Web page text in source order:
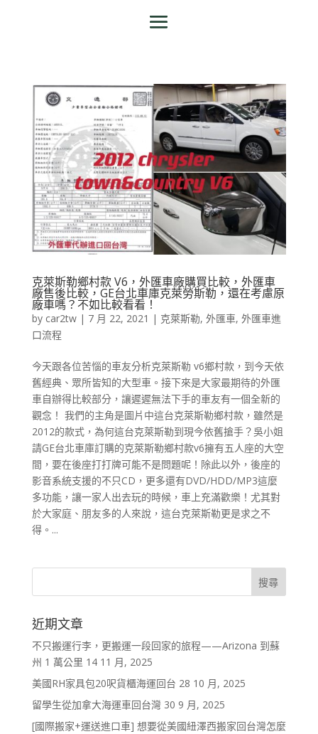
克萊斯勒鄉村款 V6，外匯車廠購買比較，外匯車
廠售後比較，GE台北車庫克萊勞斯勒，還在考慮原
廠車嗎？不如比較看看！
by car2tw| 7 月 22, 2021 | 克萊斯勒, 外匯車, 外匯車進
口流程
今天跟各位苦惱的車友分析克萊斯勒 v6鄉村款，到今天依
舊經典、眾所皆知的大型車。接下來是大家最期待的外匯
車自辦得比較部分，讓遲遲無法下手的車友有一個全新的
觀念！ 我們的主角是圖片中這台克萊斯勒鄉村款，雖然是
2012的款式，為何這台克萊斯勒到現今依舊搶手？吳小姐
請GE台北車庫訂購的克萊斯勒鄉村款v6擁有五人座的大空
間，要在後座打打牌可能不是問題呢！除此以外，後座的
影音系統支援的不只CD，更多還有DVD/HDD/MP3這麼
多功能，讓一家人出去玩的時候，車上充滿歡樂！尤其對
於大家庭、朋友多的人來說，這台克萊斯勒更是求之不
得。...
近期文章
不只搬運行李，更搬運一段回家的旅程——Arizona 到蘇
州 1 萬公里 14 11 月, 2025
美國RH家具包20呎貨櫃海運回台 28 10 月, 2025
留學生從加拿大海運車回台灣 30 9 月, 2025
[國際搬家+運送進口車] 想要從美國紐澤西搬家回台灣怎麼